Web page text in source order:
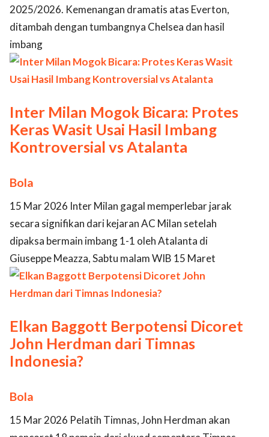
2025/2026. Kemenangan dramatis atas Everton,
ditambah dengan tumbangnya Chelsea dan hasil
imbang
Inter Milan Mogok Bicara: Protes
Keras Wasit Usai Hasil Imbang
Kontroversial vs Atalanta
Bola
15 Mar 2026 Inter Milan gagal memperlebar jarak
secara signifikan dari kejaran AC Milan setelah
dipaksa bermain imbang 1-1 oleh Atalanta di
Giuseppe Meazza, Sabtu malam WIB 15 Maret
Elkan Baggott Berpotensi Dicoret
John Herdman dari Timnas
Indonesia?
Bola
15 Mar 2026 Pelatih Timnas, John Herdman akan